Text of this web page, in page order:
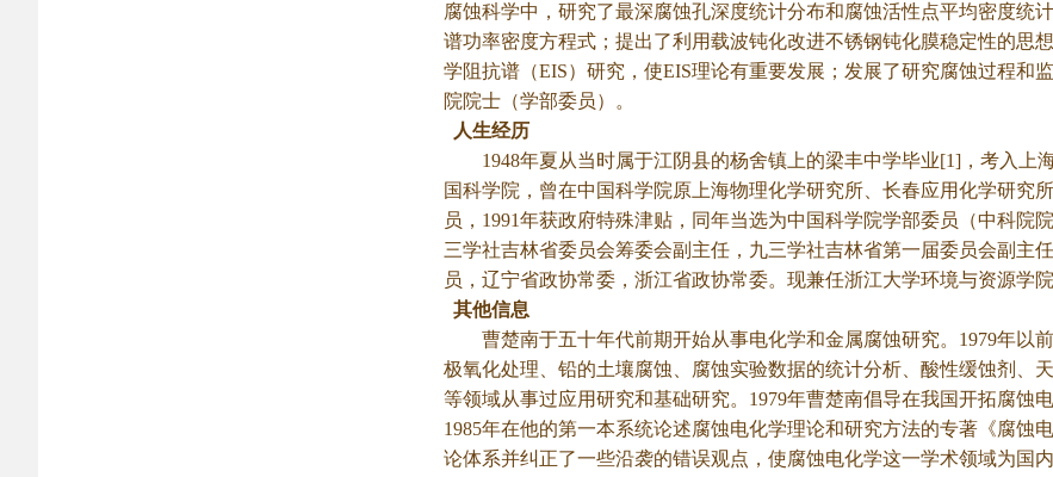
腐蚀科学中，研究了最深腐蚀孔深度统计分布和腐蚀活性点平均密度统
谱功率密度方程式；提出了利用载波钝化改进不锈钢钝化膜稳定性的思
学阻抗谱（EIS）研究，使EIS理论有重要发展；发展了研究腐蚀过程和
院院士（学部委员）。
人生经历
1948年夏从当时属于江阴县的杨舍镇上的梁丰中学毕业[1]，考入上
国科学院，曾在中国科学院原上海物理化学研究所、长春应用化学研究
员，1991年获政府特殊津贴，同年当选为中国科学院学部委员（中科院
三学社吉林省委员会筹委会副主任，九三学社吉林省第一届委员会副主
员，辽宁省政协常委，浙江省政协常委。现兼任浙江大学环境与资源学
其他信息
曹楚南于五十年代前期开始从事电化学和金属腐蚀研究。1979年以
极氧化处理、铅的土壤腐蚀、腐蚀实验数据的统计分析、酸性缓蚀剂、
等领域从事过应用研究和基础研究。1979年曹楚南倡导在我国开拓腐蚀
1985年在他的第一本系统论述腐蚀电化学理论和研究方法的专著《腐蚀
论体系并纠正了一些沿袭的错误观点，使腐蚀电化学这一学术领域为国